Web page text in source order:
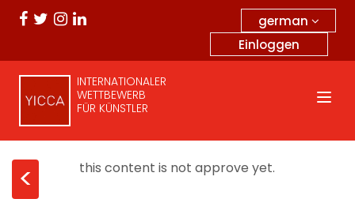
german
Einloggen
INTERNATIONALER
WETTBEWERB
FÜR KÜNSTLER
< this content is not approve yet.